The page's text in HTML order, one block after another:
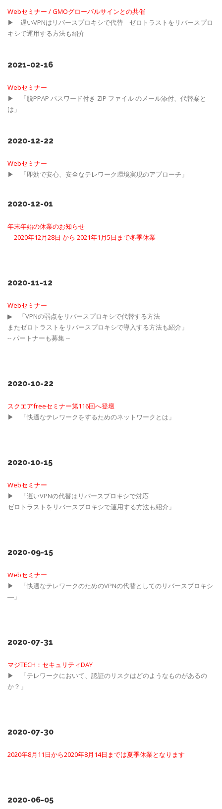
Webセミナー / GMOグローバルサインとの共催
▶ 遅いVPNはリバースプロキシで代替 ゼロトラストをリバースプロ
キシで運用する方法も紹介
2021-02-16
Webセミナー
▶ 「脱PPAP パスワード付き ZIP ファイル のメール添付、代替案と
は」
2020-12-22
Webセミナー
▶ 「即効で安心、安全なテレワーク環境実現のアプローチ」
2020-12-01
年末年始の休業のお知らせ
2020年12月28日 から 2021年1月5日まで冬季休業
2020-11-12
Webセミナー
▶ 「VPNの弱点をリバースプロキシで代替する方法
またゼロトラストをリバースプロキシで導入する方法も紹介」
-- パートナーも募集 --
2020-10-22
スクエアfreeセミナー第116回へ登壇
▶ 「快適なテレワークをするためのネットワークとは」
2020-10-15
Webセミナー
▶ 「遅いVPNの代替はリバースプロキシで対応
ゼロトラストをリバースプロキシで運用する方法も紹介」
2020-09-15
Webセミナー
▶ 「快適なテレワークのためのVPNの代替としてのリバースプロキシ
―」
2020-07-31
マジTECH：セキュリティDAY
▶ 「テレワークにおいて、認証のリスクはどのようなものがあるの
か？」
2020-07-30
2020年8月11日から2020年8月14日までは夏季休業となります
2020-06-05